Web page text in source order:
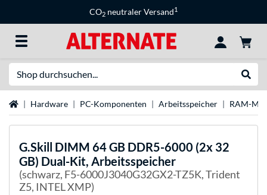
CO2 neutraler Versand1
StartseiteHardware PC-Komponenten Arbeitsspeicher RAM-
G.Skill DIMM 64 GB DDR5-6000 (2x 32
GB) Dual-Kit, Arbeitsspeicher
(schwarz, F5-6000J3040G32GX2-TZ5K, Trident
Z5, INTEL XMP)